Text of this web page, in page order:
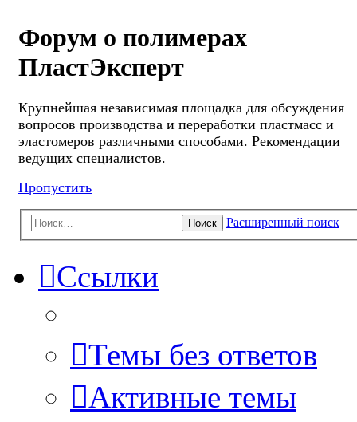
Форум о полимерах
ПластЭксперт
Крупнейшая независимая площадка для обсуждения
вопросов производства и переработки пластмасс и
эластомеров различными способами. Рекомендации
ведущих специалистов.
Пропустить
Поиск Расширенный поиск
Ссылки
Темы без ответов
Активные темы